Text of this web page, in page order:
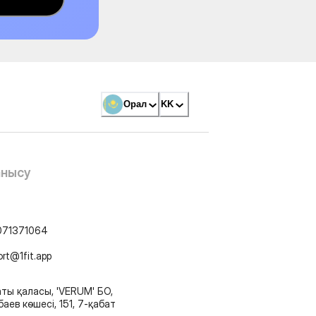
Орал KK
қаласы, 'VERUM' БО,
көшесі, 151, 7-қабат